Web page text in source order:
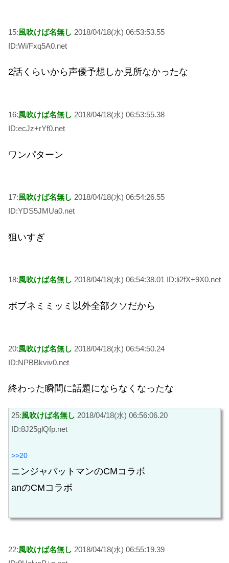
15:風吹けば名無し 2018/04/18(水) 06:53:53.55
ID:Wi/Fxq5A0.net
2話くらいから声優予想しか見所なかったな
16:風吹けば名無し 2018/04/18(水) 06:53:55.38
ID:ecJz+rYf0.net
ワンパターン
17:風吹けば名無し 2018/04/18(水) 06:54:26.55
ID:YDS5JMUa0.net
狙いすぎ
18:風吹けば名無し 2018/04/18(水) 06:54:38.01 ID:li2fX+9X0.net
ボブネミミッミ以外全部クソだから
20:風吹けば名無し 2018/04/18(水) 06:54:50.24
ID:NPBBkviv0.net
終わった瞬間に話題にならなくなったな
25:風吹けば名無し 2018/04/18(水) 06:56:06.20
ID:8J25glQfp.net
>>20
ニンジャバットマンのCMコラボ
anのCMコラボ
22:風吹けば名無し 2018/04/18(水) 06:55:19.39